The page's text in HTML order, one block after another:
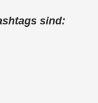
sind: